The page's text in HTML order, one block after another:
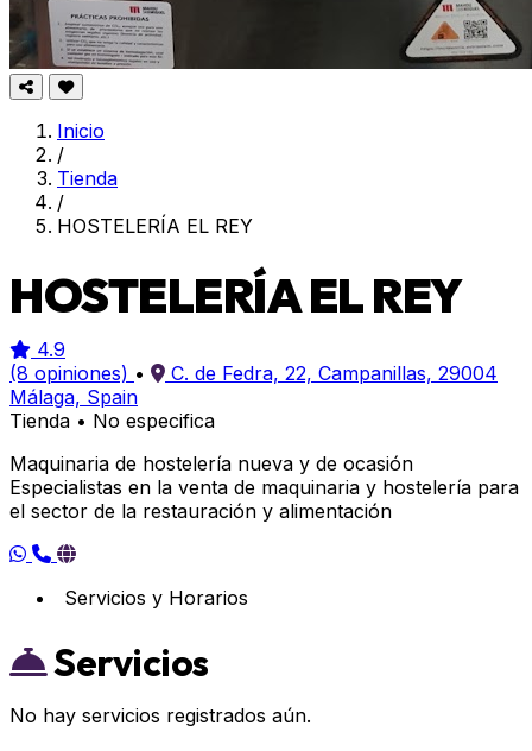
Inicio
/
Tienda
/
HOSTELERÍA EL REY
HOSTELERÍA EL REY
4.9
(8 opiniones) •
C. de Fedra, 22, Campanillas, 29004
Málaga, Spain
Tienda • No especifica
Maquinaria de hostelería nueva y de ocasión
Especialistas en la venta de maquinaria y hostelería para
el sector de la restauración y alimentación
Servicios y Horarios
Servicios
No hay servicios registrados aún.